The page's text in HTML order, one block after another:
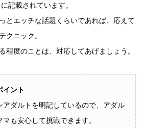
記載されています。
とエッチな話題くらいであれば、応えて
クニック。
程度のことは、対応してあげましょう。
イント
アダルトを明記しているので、アダル
マも安心して挑戦できます。